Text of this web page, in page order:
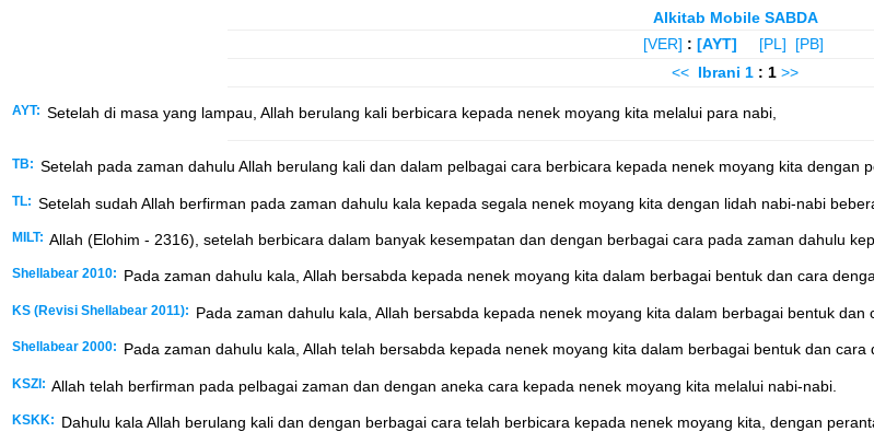
Alkitab Mobile SABDA
[VER] : [AYT] [PL]
[PB]
<< Ibrani 1 : 1 >>
AYT: Setelah di masa yang lampau, Allah berulang kali berbicara kepada nenek moyang kita melalui para nabi,
TB: Setelah pada zaman dahulu Allah berulang kali dan dalam pelbagai cara berbicara kepada nenek moyang kita dengan
TL: Setelah sudah Allah berfirman pada zaman dahulu kala kepada segala nenek moyang kita dengan lidah nabi-nabi
MILT: Allah (Elohim - 2316), setelah berbicara dalam banyak kesempatan dan dengan berbagai cara pada zaman dahulu
Shellabear 2010: Pada zaman dahulu kala, Allah bersabda kepada nenek moyang kita dalam berbagai bentuk dan cara
KS (Revisi Shellabear 2011): Pada zaman dahulu kala, Allah bersabda kepada nenek moyang kita dalam berbagai bentuk dan
Shellabear 2000: Pada zaman dahulu kala, Allah telah bersabda kepada nenek moyang kita dalam berbagai bentuk dan cara
KSZI: Allah telah berfirman pada pelbagai zaman dan dengan aneka cara kepada nenek moyang kita melalui nabi-nabi.
KSKK: Dahulu kala Allah berulang kali dan dengan berbagai cara telah berbicara kepada nenek moyang kita, dengan